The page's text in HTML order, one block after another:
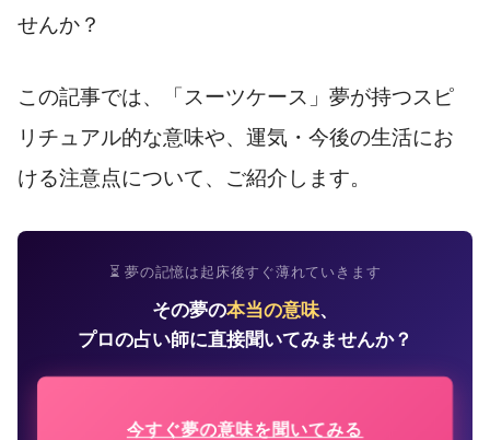
せんか？
この記事では、「スーツケース」夢が持つスピ
リチュアル的な意味や、運気・今後の生活にお
ける注意点について、ご紹介します。
⏳ 夢の記憶は起床後すぐ薄れていきます
その夢の本当の意味、
プロの占い師に直接聞いてみませんか？
今すぐ夢の意味を聞いてみる